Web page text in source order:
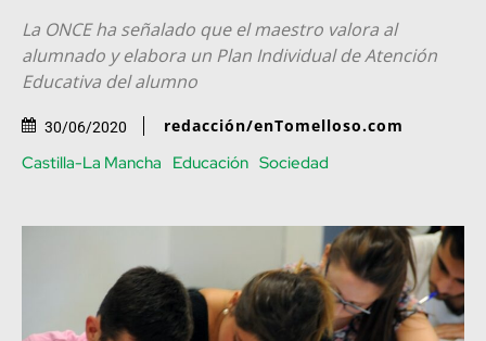
La ONCE ha señalado que el maestro valora al
alumnado y elabora un Plan Individual de Atención
Educativa del alumno
30/06/2020 redacción/enTomelloso.com
Castilla-La Mancha Educación Sociedad